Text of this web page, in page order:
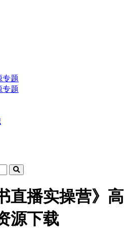
专题
专题
直播实操营》高
源下载